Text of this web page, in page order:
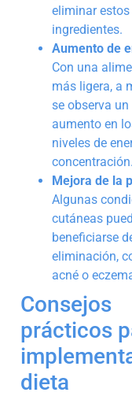
eliminar estos
ingredientes.
Aumento de
Con una
más ligera, a
se observa un
aumento en
niveles de
concentración.
Mejora de la
Algunas
cutáneas
beneficiarse
eliminación,
acné o
Consejos
prácticos
dieta